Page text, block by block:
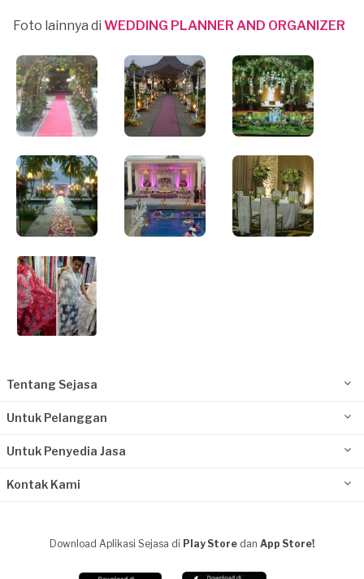
Foto lainnya di WEDDING PLANNER AND ORGANIZER
Tentang Sejasa
Untuk Pelanggan
Untuk Penyedia Jasa
Kontak Kami
Download Aplikasi Sejasa di Play Store dan App Store!